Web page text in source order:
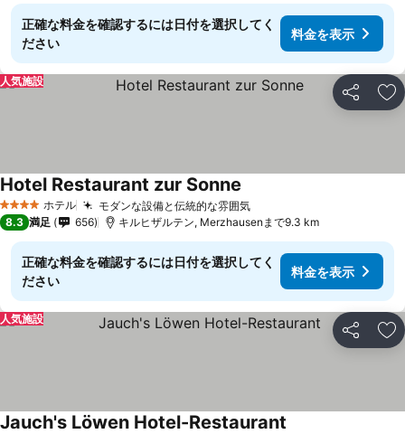
正確な料金を確認するには日付を選択してく
ださい
料金を表示
シェア お
人気施設
4 ホテルのランク
ホテル モダンな設備と伝統的な雰囲気
Hotel Restaurant zur Sonne
8.3 満足 656 キルヒザルテン, Merzhausenまで9.3 km
正確な料金を確認するには日付を選択してく
ださい
料金を表示
シェア お
人気施設
Jauch's Löwen Hotel-Restaurant